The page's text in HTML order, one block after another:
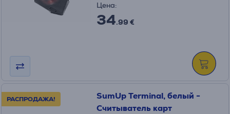
Цена:
34.99 €
РАСПРОДАЖА!
SumUp Terminal, белый -
Считыватель карт